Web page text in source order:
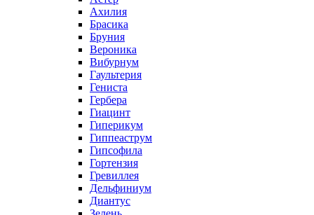
Ахилия
Брасика
Бруния
Вероника
Вибурнум
Гаультерия
Гениста
Гербера
Гиацинт
Гиперикум
Гиппеаструм
Гипсофила
Гортензия
Гревиллея
Дельфиниум
Диантус